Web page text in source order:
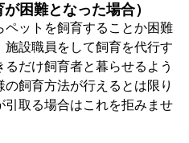
困難となった場合）
ットを飼育することか困難
設職員をして飼育を代行す
だけ飼育者と暮らせるよう
飼育方法が行えるとは限り
引取る場合はこれを拒みませ